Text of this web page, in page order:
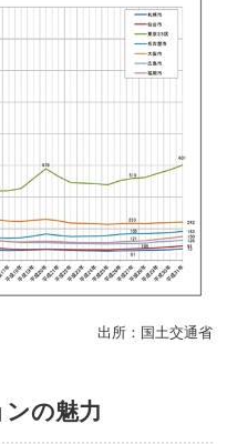
出所：国土交通省
の魅力